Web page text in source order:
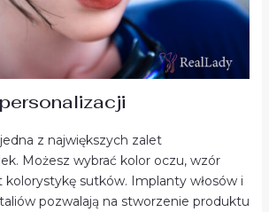
z największych zalet
Możesz wybrać kolor oczu, wzór
kolorystykę sutków. Implanty włosów i
pozwalają na stworzenie produktu